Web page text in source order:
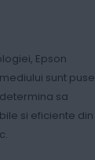
Epson
sunt puse
sa
si eficiente din